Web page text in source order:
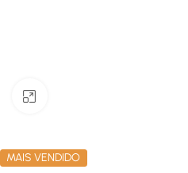
MAIS VENDIDO